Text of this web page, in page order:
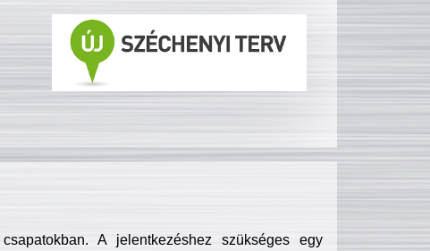
A jelentkezéshez szükséges egy